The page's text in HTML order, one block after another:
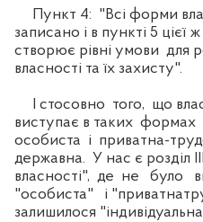
Пункт 4: "Всі форми
записано і в пункті 5 цієї
створює рівні умови для
власності та їх захисту".
І стосовно того, що
виступає в таких формах
особиста і приватна-
державна. У нас є розділ
власності", де не було
"особиста" і
залишилося "індивідуальна